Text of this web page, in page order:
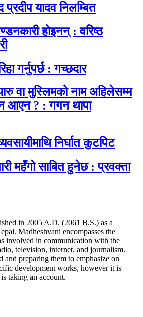
यादव निलम्बित
होइनन् : वरिष्ठ
गर्नुपर्छ : गच्छदार
वा मुस्लिमको नाम अहिलेसम्म
आएन ? : गगन थापा
निर्घात कुटपिट
महँगो साबित हुनेछ : प्रवक्ता
in 2005 A.D. (2061 B.S.) as a
Madheshvani encompasses the
involved in communication with the
television, internet, and journalism.
preparing them to emphasize on
development works, however it is
taking an account.